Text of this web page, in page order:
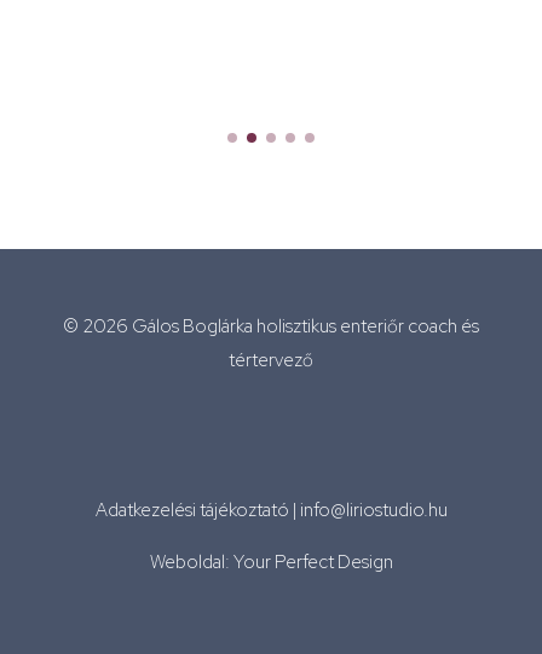
© 2026 Gálos Boglárka holisztikus enteriőr coach és
tértervező
Adatkezelési tájékoztató | info@liriostudio.hu
Weboldal: Your Perfect Design